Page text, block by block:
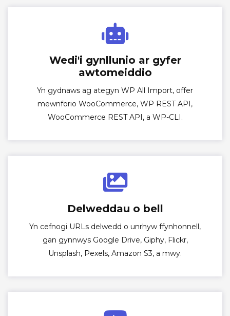
Wedi'i gynllunio ar gyfer
awtomeiddio
Yn gydnaws ag ategyn WP All Import, offer
mewnforio WooCommerce, WP REST API,
WooCommerce REST API, a WP-CLI.
Delweddau o bell
Yn cefnogi URLs delwedd o unrhyw ffynhonnell,
gan gynnwys Google Drive, Giphy, Flickr,
Unsplash, Pexels, Amazon S3, a mwy.